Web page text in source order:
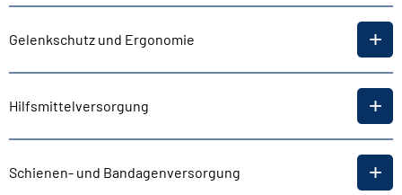
Gelenkschutz und Ergonomie
Hilfsmittelversorgung
Schienen- und Bandagenversorgung